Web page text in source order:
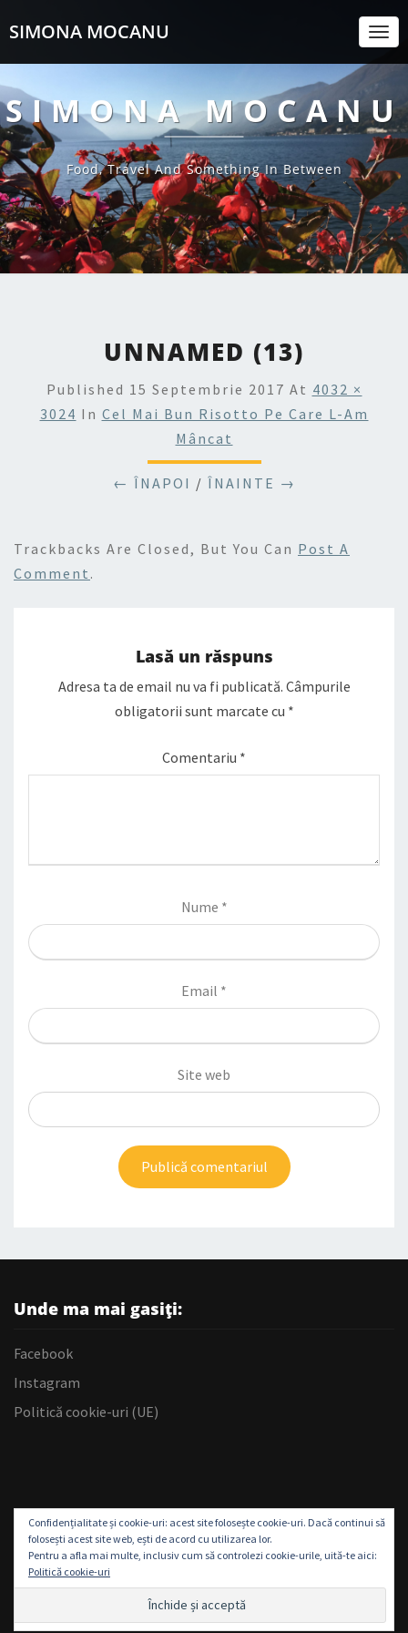
SIMONA MOCANU
SIMONA MOCANU
Food, Travel And Something In Between
UNNAMED (13)
Published 15 Septembrie 2017 At 4032 ×
3024 In Cel Mai Bun Risotto Pe Care L-Am
Mâncat
← ÎNAPOI / ÎNAINTE →
Trackbacks Are Closed, But You Can Post A
Comment .
Lasă un răspuns
Adresa ta de email nu va fi publicată. Câmpurile
obligatorii sunt marcate cu *
Comentariu *
Nume *
Email *
Site web
Unde ma mai gasiți:
Facebook
Instagram
Politică cookie-uri (UE)
Confidențialitate și cookie-uri: acest site folosește cookie-uri. Dacă continui să
folosești acest site web, ești de acord cu utilizarea lor.
Pentru a afla mai multe, inclusiv cum să controlezi cookie-urile, uită-te aici:
Politică cookie-uri